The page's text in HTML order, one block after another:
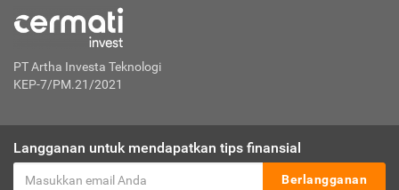
PT Artha Investa Teknologi
KEP-7/PM.21/2021
Langganan untuk mendapatkan tips finansial
Berlangganan